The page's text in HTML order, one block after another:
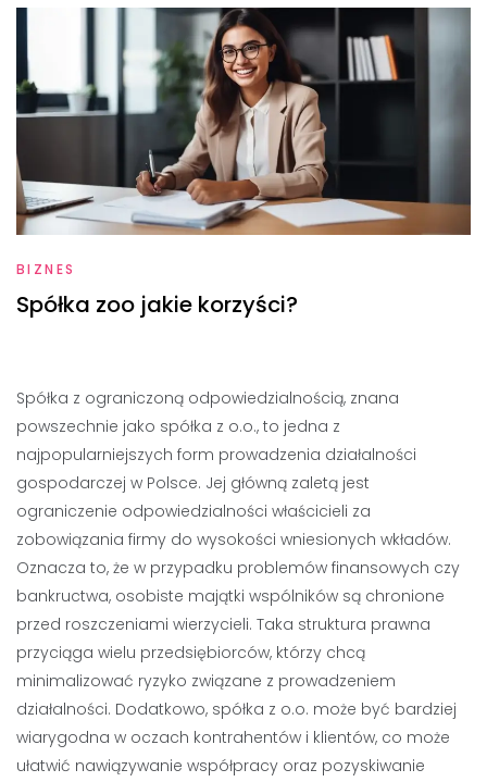
BIZNES
Spółka zoo jakie korzyści?
Spółka z ograniczoną odpowiedzialnością, znana
powszechnie jako spółka z o.o., to jedna z
najpopularniejszych form prowadzenia działalności
gospodarczej w Polsce. Jej główną zaletą jest
ograniczenie odpowiedzialności właścicieli za
zobowiązania firmy do wysokości wniesionych wkładów.
Oznacza to, że w przypadku problemów finansowych czy
bankructwa, osobiste majątki wspólników są chronione
przed roszczeniami wierzycieli. Taka struktura prawna
przyciąga wielu przedsiębiorców, którzy chcą
minimalizować ryzyko związane z prowadzeniem
działalności. Dodatkowo, spółka z o.o. może być bardziej
wiarygodna w oczach kontrahentów i klientów, co może
ułatwić nawiązywanie współpracy oraz pozyskiwanie